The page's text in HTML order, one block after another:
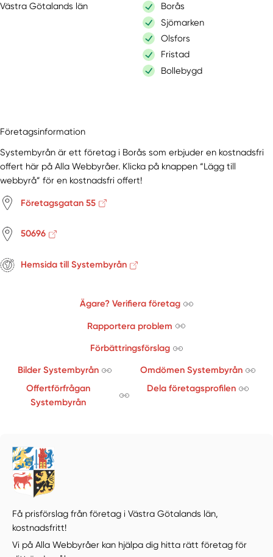
Västra Götalands län
Borås
Sjömarken
Olsfors
Fristad
Bollebygd
Företagsinformation
Systembyrån är ett företag i Borås som erbjuder en kostnadsfri
offert här på Alla Webbyråer. Klicka på knappen “Lägg till
webbyrå” för en kostnadsfri offert!
Företagsgatan 55
50696
Hemsida till Systembyrån
Ägare? Verifiera företag
Rapportera problem
Förbättringsförslag
Bilder Systembyrån
Omdömen Systembyrån
Offertförfrågan
Systembyrån
Dela företagsprofilen
Få prisförslag från företag i Västra Götalands län,
kostnadsfritt!
Vi på Alla Webbyråer kan hjälpa dig hitta rätt företag för